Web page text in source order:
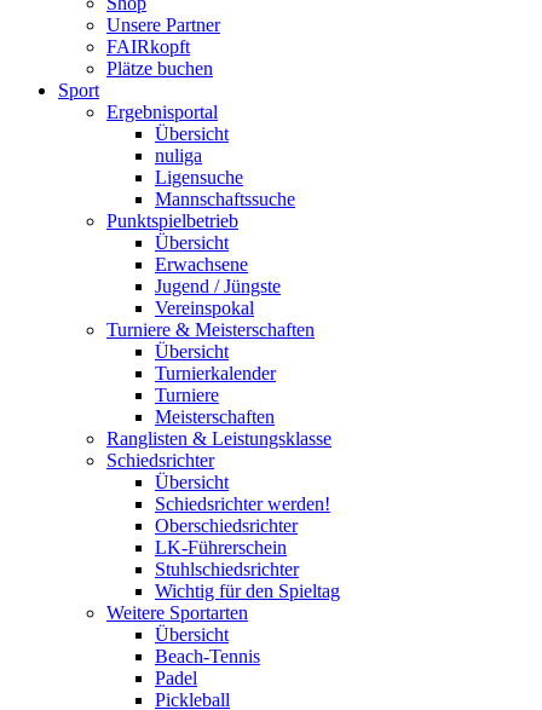
Unsere Partner
FAIRkopft
Plätze buchen
Sport
Ergebnisportal
Übersicht
nuliga
Ligensuche
Mannschaftssuche
Punktspielbetrieb
Übersicht
Erwachsene
Jugend / Jüngste
Vereinspokal
Turniere & Meisterschaften
Übersicht
Turnierkalender
Turniere
Meisterschaften
Ranglisten & Leistungsklasse
Schiedsrichter
Übersicht
Schiedsrichter werden!
Oberschiedsrichter
LK-Führerschein
Stuhlschiedsrichter
Wichtig für den Spieltag
Weitere Sportarten
Übersicht
Beach-Tennis
Padel
Pickleball